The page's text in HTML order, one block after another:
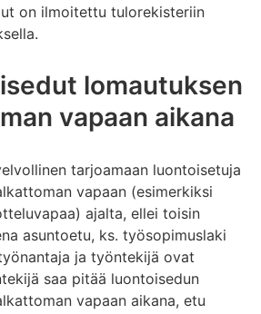
on ilmoitettu tulorekisteriin
lomautuksen
vapaan aikana
tarjoamaan luontoisetuja
vapaan (esimerkiksi
ajalta, ellei toisin
asuntoetu, ks. työsopimuslaki
ja työntekijä ovat
saa pitää luontoisedun
vapaan aikana, etu